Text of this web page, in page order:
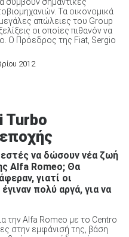
Τα οικονομικά
απώλειες του Group
οι οποίες πιθανόν να
Ο Πρόεδρος της Fiat, Sergio
2012
Turbo
να δώσουν νέα ζωή
Alfa Romeo; Θα
γιατί οι
πολύ αργά, για να
την Alfa Romeo με το Centro
στην εμφάνισή της, βάση